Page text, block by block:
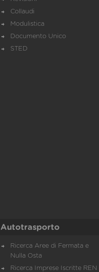
Collaudi
Modulistica
Documento Unico
STED
Autotrasporto
Ricerca Aree di Fermata e
Nulla Osta
Ricerca Imprese Iscritte REN